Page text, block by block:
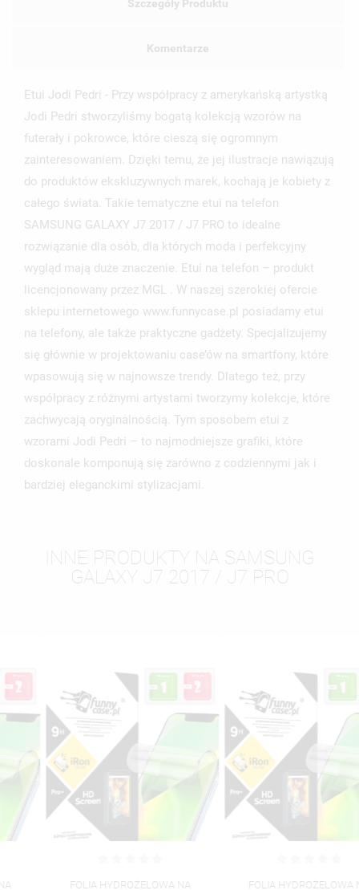
Szczegóły Produktu
Komentarze
Etui Jodi Pedri - Przy współpracy z amerykańską artystką
Jodi Pedri stworzyliśmy bogatą kolekcją wzorów na
futerały i pokrowce, które cieszą się ogromnym
zainteresowaniem. Dzięki temu, że jej ilustracje nawiązują
do produktów ekskluzywnych marek, kochają je kobiety z
całego świata. Takie tematyczne etui na telefon
SAMSUNG GALAXY J7 2017 / J7 PRO to idealne
rozwiązanie dla osób, dla których moda i perfekcyjny
wygląd mają duże znaczenie. Etui na telefon – produkt
licencjonowany przez MGL . W naszej szerokiej ofercie
sklepu internetowego www.funnycase.pl posiadamy etui
na telefony, ale także praktyczne gadżety. Specjalizujemy
się głównie w projektowaniu case’ów na smartfony, które
wpasowują się w najnowsze trendy. Dlatego też, przy
współpracy z różnymi artystami tworzymy kolekcje, które
zachwycają oryginalnością. Tym sposobem etui z
wzorami Jodi Pedri – to najmodniejsze grafiki, które
doskonale komponują się zarówno z codziennymi jak i
bardziej eleganckimi stylizacjami.
INNE PRODUKTY NA SAMSUNG
GALAXY J7 2017 / J7 PRO
FOLIA HYDROŻELOWA NA
FOLIA HYDROŻELOWA NA
MOJE LISTY ŻYCZEŃ
UTWÓRZ LISTĘ ŻYCZEŃ
NAZWA LISTY ŻYCZEŃ
ANULUJ UTWÓRZ LISTĘ ŻYCZEŃ
ZALOGUJ SIĘ
MUSISZ BYĆ ZALOGOWANY BY ZAPISAĆ PRODUKTY NA
SWOJEJ LIŚCIE ŻYCZEŃ.
ANULUJ ZALOGUJ SIĘ